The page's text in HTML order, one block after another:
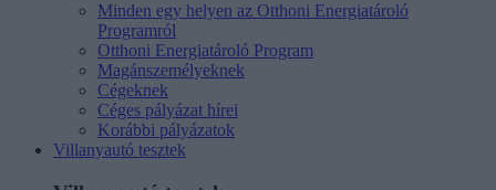
Minden egy helyen az Otthoni Energiatároló
Programról
Otthoni Energiatároló Program
Magánszemélyeknek
Cégeknek
Céges pályázat hírei
Korábbi pályázatok
Villanyautó tesztek